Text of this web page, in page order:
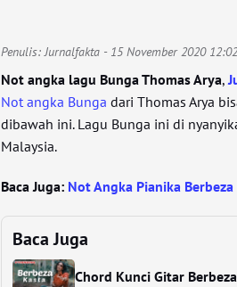
Penulis: Jurnalfakta - 15 November 2020 12:02
Not angka lagu Bunga Thomas Arya,
Not angka Bunga dari Thomas Arya
dibawah ini. Lagu Bunga ini di
Malaysia.
Baca Juga: Not Angka Pianika
Baca Juga
Chord Kunci Gitar